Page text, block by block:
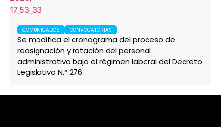
COMUNICADOS CONVOCATORIAS
Se modifica el cronograma del proceso de
reasignación y rotación del personal
administrativo bajo el régimen laboral del Decreto
Legislativo N.° 276